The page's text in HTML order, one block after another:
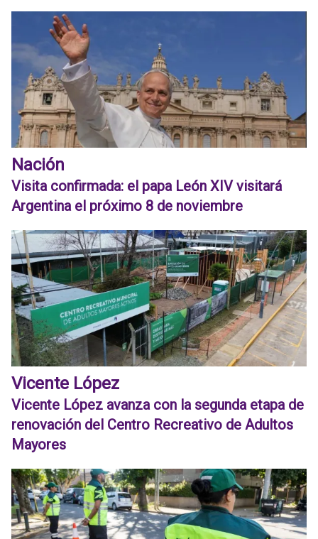
Nación
Visita confirmada: el papa León XIV visitará
Argentina el próximo 8 de noviembre
Vicente López
Vicente López avanza con la segunda etapa de
renovación del Centro Recreativo de Adultos
Mayores